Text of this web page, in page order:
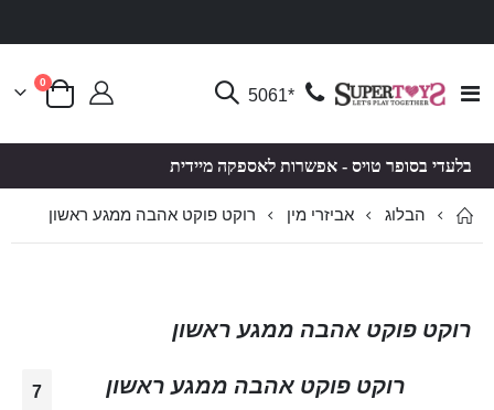
Toggle
*5061 סל קניות
0פריטים
בלעדי בסופר טויס - אפשרות לאספקה מיידית
הבלוג אביזרי מין רוקט פוקט אהבה ממגע ראשון
רוקט פוקט אהבה ממגע ראשון
7 רוקט פוקט אהבה ממגע ראשון